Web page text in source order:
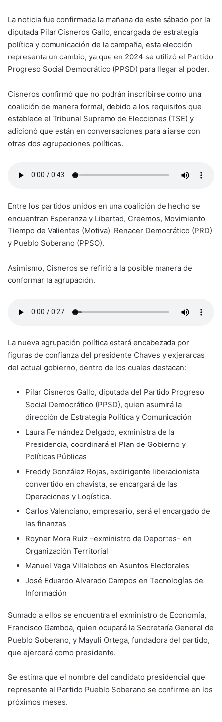
La noticia fue confirmada la mañana de este sábado por la
diputada Pilar Cisneros Gallo, encargada de estrategia
política y comunicación de la campaña, esta elección
representa un cambio, ya que en 2024 se utilizó el Partido
Progreso Social Democrático (PPSD) para llegar al poder.
Cisneros confirmó que no podrán inscribirse como una
coalición de manera formal, debido a los requisitos que
establece el Tribunal Supremo de Elecciones (TSE) y
adicionó que están en conversaciones para aliarse con
otras dos agrupaciones políticas.
Entre los partidos unidos en una coalición de hecho se
encuentran Esperanza y Libertad, Creemos, Movimiento
Tiempo de Valientes (Motiva), Renacer Democrático (PRD)
y Pueblo Soberano (PPSO).
Asimismo, Cisneros se refirió a la posible manera de
conformar la agrupación.
La nueva agrupación política estará encabezada por
figuras de confianza del presidente Chaves y exjerarcas
del actual gobierno, dentro de los cuales destacan:
Pilar Cisneros Gallo, diputada del Partido Progreso
Social Democrático (PPSD), quien asumirá la
dirección de Estrategia Política y Comunicación
Laura Fernández Delgado, exministra de la
Presidencia, coordinará el Plan de Gobierno y
Políticas Públicas
Freddy González Rojas, exdirigente liberacionista
convertido en chavista, se encargará de las
Operaciones y Logística.
Carlos Valenciano, empresario, será el encargado de
las finanzas
Royner Mora Ruiz –exministro de Deportes– en
Organización Territorial
Manuel Vega Villalobos en Asuntos Electorales
José Eduardo Alvarado Campos en Tecnologías de
Información
Sumado a ellos se encuentra el exministro de Economía,
Francisco Gamboa, quien ocupará la Secretaría General de
Pueblo Soberano, y Mayuli Ortega, fundadora del partido,
que ejercerá como presidente.
Se estima que el nombre del candidato presidencial que
represente al Partido Pueblo Soberano se confirme en los
próximos meses.